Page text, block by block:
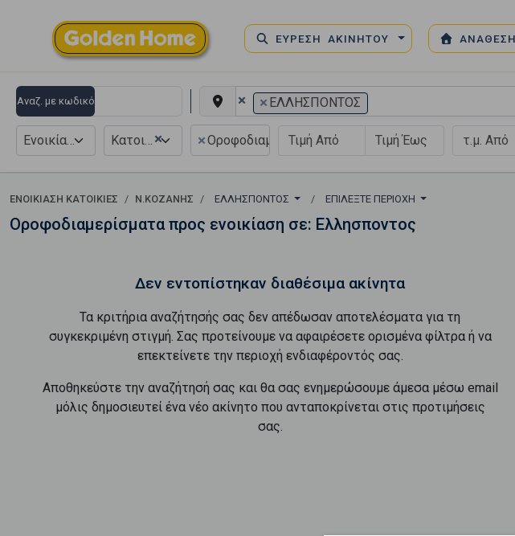
ΕΥΡΕΣΗ ΑΚΙΝΗΤΟΥ
Αναζ. με κωδικό × × ΕΛΛΗΣΠΟΝΤΟΣ
×
Κατοικία ×Οροφοδιαμέρισμα
ΕΝΟΙΚΊΑΣΗ ΚΑΤΟΙΚΊΕΣ Ν.ΚΟΖΑΝΗΣ ΕΛΛΗΣΠΟΝΤΟΣ ΕΠΙΛΈΞΤΕ ΠΕΡΙΟΧΉ
Οροφοδιαμερίσματα προς ενοικίαση σε: Ελλησποντος
Δεν εντοπίστηκαν διαθέσιμα ακίνητα
Τα κριτήρια αναζήτησής σας δεν απέδωσαν αποτελέσματα για τη
συγκεκριμένη στιγμή. Σας προτείνουμε να αφαιρέσετε ορισμένα φίλτρα ή να
επεκτείνετε την περιοχή ενδιαφέροντός σας.
Αποθηκεύστε την αναζήτησή σας και θα σας ενημερώσουμε άμεσα μέσω email
μόλις δημοσιευτεί ένα νέο ακίνητο που ανταποκρίνεται στις προτιμήσεις
σας.